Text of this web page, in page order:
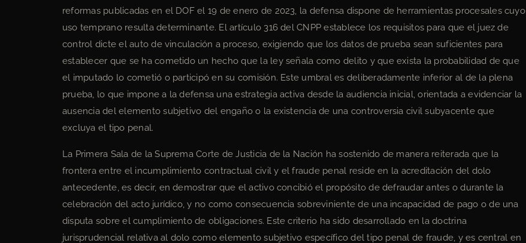
reformas publicadas en el DOF el 19 de enero de 2023, la defensa dispone de herramientas procesales cuyo
uso temprano resulta determinante. El artículo 316 del CNPP establece los requisitos para que el juez de
control dicte el auto de vinculación a proceso, exigiendo que los datos de prueba sean suficientes para
establecer que se ha cometido un hecho que la ley señala como delito y que exista la probabilidad de que
el imputado lo cometió o participó en su comisión. Este umbral es deliberadamente inferior al de la plena
prueba, lo que impone a la defensa una estrategia activa desde la audiencia inicial, orientada a evidenciar la
ausencia del elemento subjetivo del engaño o la existencia de una controversia civil subyacente que
excluya el tipo penal.
La Primera Sala de la Suprema Corte de Justicia de la Nación ha sostenido de manera reiterada que la
frontera entre el incumplimiento contractual civil y el fraude penal reside en la acreditación del dolo
antecedente, es decir, en demostrar que el activo concibió el propósito de defraudar antes o durante la
celebración del acto jurídico, y no como consecuencia sobreviniente de una incapacidad de pago o de una
disputa sobre el cumplimiento de obligaciones. Este criterio ha sido desarrollado en la doctrina
jurisprudencial relativa al dolo como elemento subjetivo específico del tipo penal de fraude, y es central en